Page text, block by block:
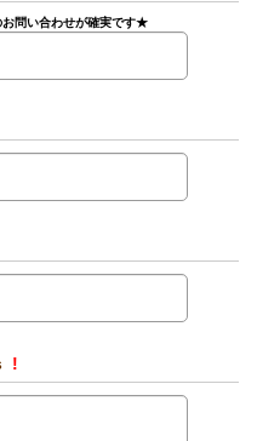
問い合わせが確実です★
!